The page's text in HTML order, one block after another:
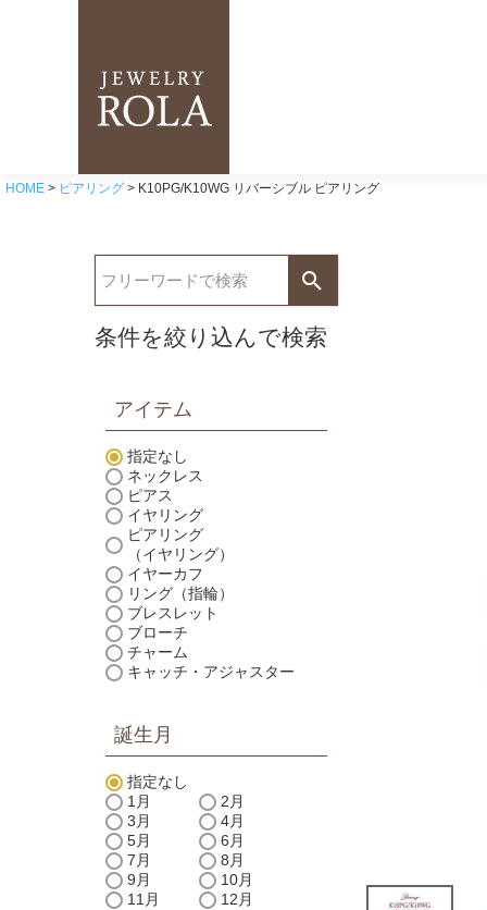
HOME ピアリング K10PG/K10WG リバーシブル ピアリング
条件を絞り込んで検索
アイテム
指定なし
ネックレス
ピアス
イヤリング
ピアリング
（イヤリング）
イヤーカフ
リング（指輪）
ブレスレット
ブローチ
チャーム
キャッチ・アジャスター
誕生月
指定なし
1月
2月
3月
4月
5月
6月
7月
8月
9月
10月
11月
12月